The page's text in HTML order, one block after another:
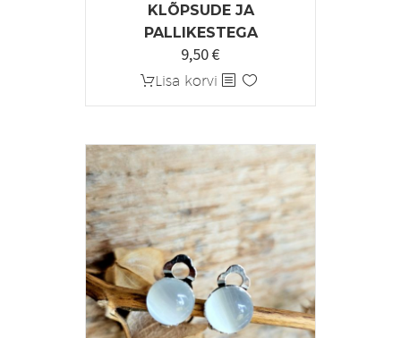
KLÕPSUDE JA
PALLIKESTEGA
9,50€
Lisa korvi